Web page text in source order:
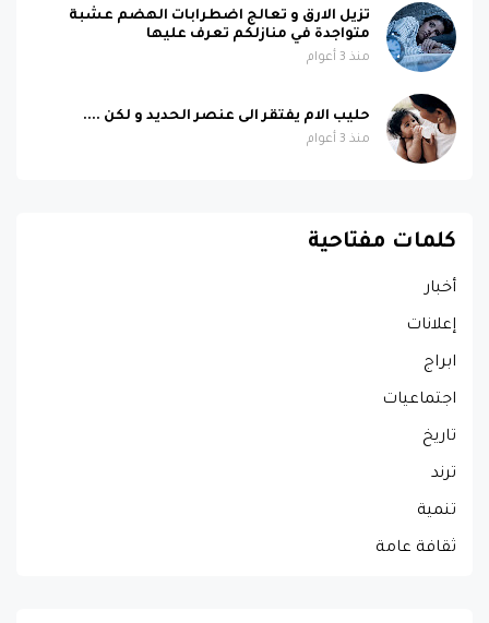
تزيل الارق و تعالج اضطرابات الهضم عشبة
متواجدة في منازلكم تعرف عليها
منذ 3 أعوام
حليب الام يفتقر الى عنصر الحديد و لكن ....
منذ 3 أعوام
كلمات مفتاحية
أخبار
إعلانات
ابراج
اجتماعيات
تاريخ
ترند
تنمية
ثقافة عامة